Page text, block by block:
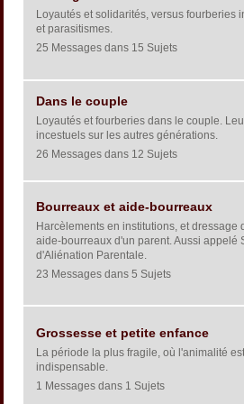
Loyautés et solidarités, versus fourberies
et parasitismes.
25 Messages dans 15 Sujets
Dans le couple
Loyautés et fourberies dans le couple.
incestuels sur les autres générations.
26 Messages dans 12 Sujets
Bourreaux et aide-bourreaux
Harcèlements en institutions, et dressage
aide-bourreaux d'un parent. Aussi appelé
d'Aliénation Parentale.
23 Messages dans 5 Sujets
Grossesse et petite enfance
La période la plus fragile, où l'animalité
indispensable.
1 Messages dans 1 Sujets